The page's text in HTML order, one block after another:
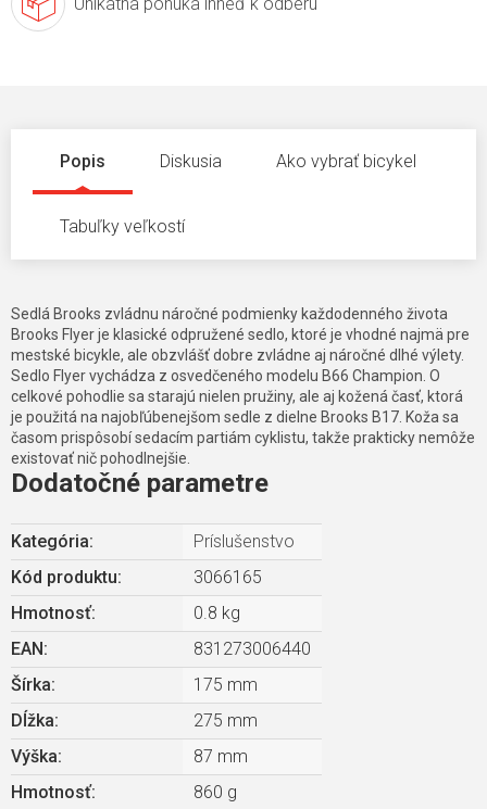
Unikátna ponuka ihneď k odberu
Popis Diskusia Ako vybrať bicykel
Tabuľky veľkostí
Sedlá Brooks zvládnu náročné podmienky každodenného života
Brooks Flyer je klasické odpružené sedlo, ktoré je vhodné najmä pre
mestské bicykle, ale obzvlášť dobre zvládne aj náročné dlhé výlety.
Sedlo Flyer vychádza z osvedčeného modelu B66 Champion. O
celkové pohodlie sa starajú nielen pružiny, ale aj kožená časť, ktorá
je použitá na najobľúbenejšom sedle z dielne Brooks B17. Koža sa
časom prispôsobí sedacím partiám cyklistu, takže prakticky nemôže
existovať nič pohodlnejšie.
Dodatočné parametre
Kategória:
Príslušenstvo
Kód produktu:
3066165
Hmotnosť:
0.8 kg
EAN :
831273006440
Šírka:
175 mm
Dĺžka:
275 mm
Výška:
87 mm
Hmotnosť: 860 g